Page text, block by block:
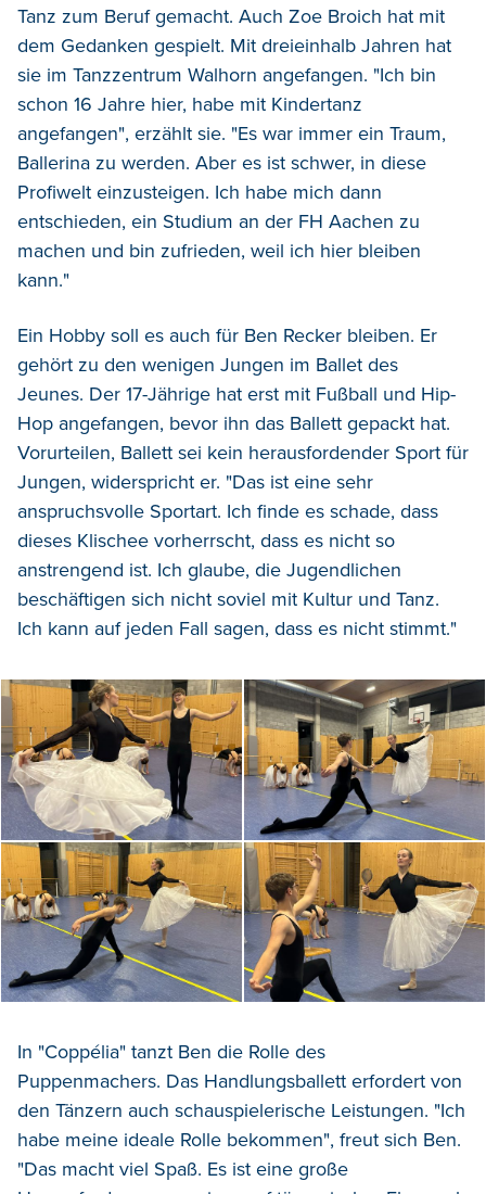
Tanz zum Beruf gemacht. Auch Zoe Broich hat mit
dem Gedanken gespielt. Mit dreieinhalb Jahren hat
sie im Tanzzentrum Walhorn angefangen. "Ich bin
schon 16 Jahre hier, habe mit Kindertanz
angefangen", erzählt sie. "Es war immer ein Traum,
Ballerina zu werden. Aber es ist schwer, in diese
Profiwelt einzusteigen. Ich habe mich dann
entschieden, ein Studium an der FH Aachen zu
machen und bin zufrieden, weil ich hier bleiben
kann."
Ein Hobby soll es auch für Ben Recker bleiben. Er
gehört zu den wenigen Jungen im Ballet des
Jeunes. Der 17-Jährige hat erst mit Fußball und Hip-
Hop angefangen, bevor ihn das Ballett gepackt hat.
Vorurteilen, Ballett sei kein herausfordender Sport für
Jungen, widerspricht er. "Das ist eine sehr
anspruchsvolle Sportart. Ich finde es schade, dass
dieses Klischee vorherrscht, dass es nicht so
anstrengend ist. Ich glaube, die Jugendlichen
beschäftigen sich nicht soviel mit Kultur und Tanz.
Ich kann auf jeden Fall sagen, dass es nicht stimmt."
In "Coppélia" tanzt Ben die Rolle des
Puppenmachers. Das Handlungsballett erfordert von
den Tänzern auch schauspielerische Leistungen. "Ich
habe meine ideale Rolle bekommen", freut sich Ben.
"Das macht viel Spaß. Es ist eine große